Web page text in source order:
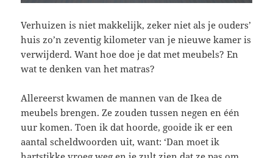
Verhuizen is niet makkelijk, zeker niet als je ouders’
huis zo’n zeventig kilometer van je nieuwe kamer is
verwijderd. Want hoe doe je dat met meubels? En
wat te denken van het matras?
Allereerst kwamen de mannen van de Ikea de
meubels brengen. Ze zouden tussen negen en één
uur komen. Toen ik dat hoorde, gooide ik er een
aantal scheldwoorden uit, want: ‘Dan moet ik